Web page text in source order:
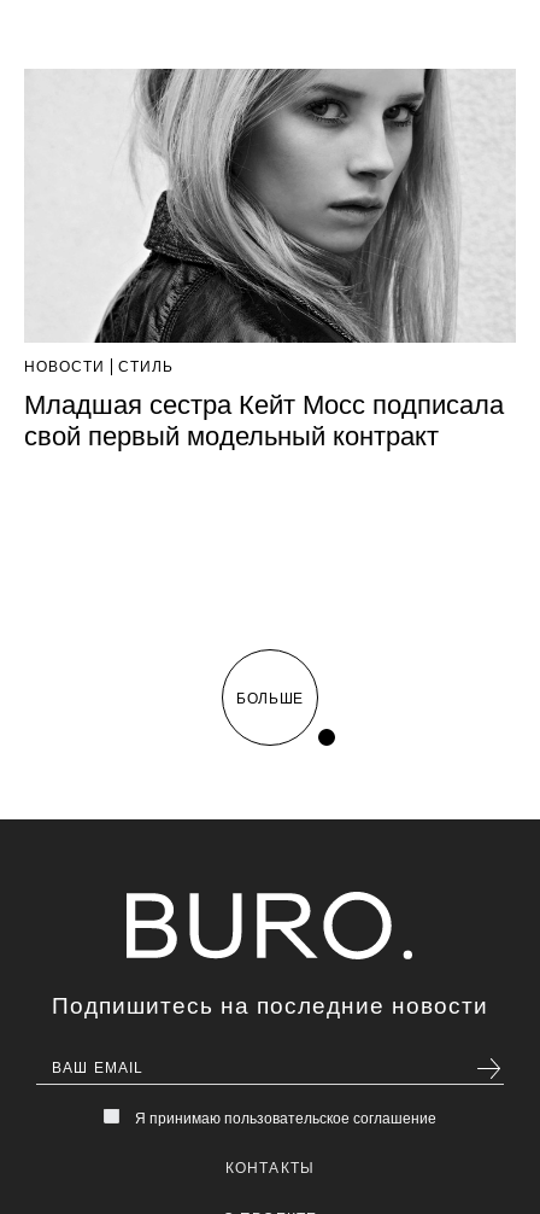
НОВОСТИ СТИЛЬ
Младшая сестра Кейт Мосс подписала
свой первый модельный контракт
БОЛЬШЕ
Подпишитесь на последние новости
Я принимаю пользовательское соглашение
КОНТАКТЫ